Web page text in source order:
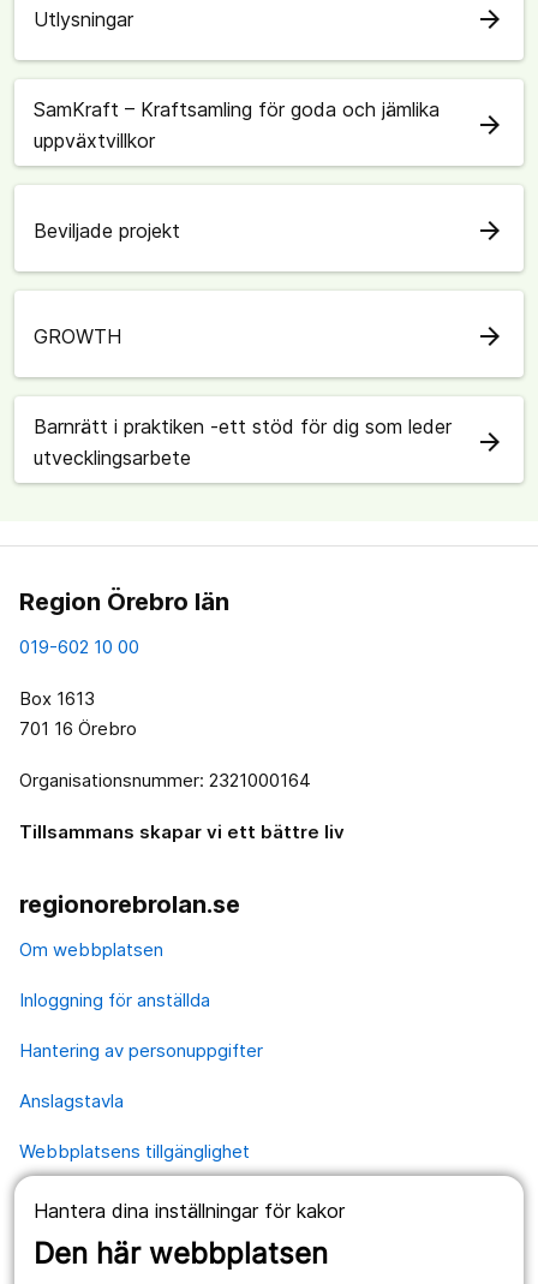
Hantera dina inställningar för kakor
Den här webbplatsen
Utlysningar arrow_forward
SamKraft – Kraftsamling för goda och jämlika
uppväxtvillkor
arrow_forward
Beviljade projekt arrow_forward
GROWTH arrow_forward
Barnrätt i praktiken -ett stöd för dig som leder
utvecklingsarbete
arrow_forward
Region Örebro län
019-602 10 00
Box 1613
701 16 Örebro
Organisationsnummer: 2321000164
Tillsammans skapar vi ett bättre liv
regionorebrolan.se
Om webbplatsen
Inloggning för anställda
Hantering av personuppgifter
Anslagstavla
Webbplatsens tillgänglighet
Våra webbplatser
1177.se